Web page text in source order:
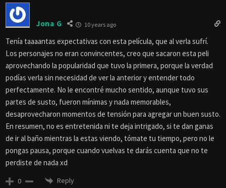
Jona G 10 years ago
Tenía taaaantas expectativas con esta película, que al verla sufrí.
Los personajes no eran convincentes, creo que sacaron esta peli
aprovechando la popularidad que tuvo la primera, porque la verdad
podías verla sin necesidad de ver la anterior y entender todo
perfectamente. No le encontré mucho sentido, aunque tuvo sus
partes de susto, fueron mínimas y nada memorables,
desaprovecharon momentos de tensión para agregar un buen susto.
En resumen, no es entretenida ni te deja intrigado, si te dan ganas
de ir al baño mientras la estas viendo, tómate tu tiempo, pero no le
pongas pausa, porque cuando vuelvas te darás cuenta que no te
perdiste de nada xd
0 Reply